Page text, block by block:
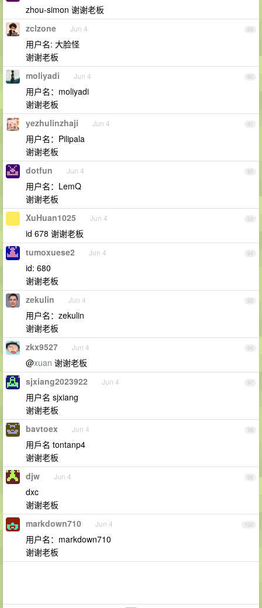
zhou-simon 谢谢老板
89
zclzone Jun 4
用户名: 大脸怪
谢谢老板
90
moliyadi Jun 4
用户名：moliyadi
谢谢老板
91
yezhulinzhaji Jun 4
用户名：Pilipala
谢谢老板
92
dotfun Jun 4
用户名：LemQ
谢谢老板
93
XuHuan1025 Jun 4
id 678 谢谢老板
94
tumoxuese2 Jun 4
id: 680
谢谢老板
95
zekulin Jun 4
用户名：zekulin
谢谢老板
96
zkx9527 Jun 4
@xuan 谢谢老板
97
sjxiang2023922 Jun 4
用户名 sjxiang
谢谢老板
98
bavtoex Jun 4
用戶名 tontanp4
谢谢老板
99
djw Jun 4
dxc
谢谢老板
100
markdown710 Jun 4
用户名：markdown710
谢谢老板